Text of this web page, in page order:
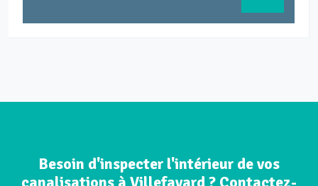
Besoin d'inspecter l'intérieur de vos